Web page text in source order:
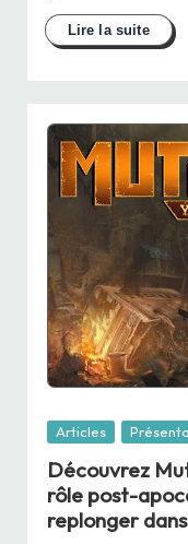
Posted
Articles
Découvrez
rôle post-
replonger